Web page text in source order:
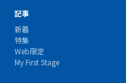
記事
新着
特集
Web限定
My First Stage